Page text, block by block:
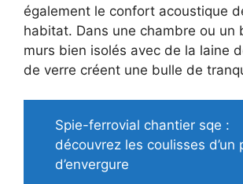
également le confort acoustique
habitat. Dans une chambre ou un
murs bien isolés avec de la laine
de verre créent une bulle de
Spie-ferrovial chantier sqe :
découvrez les coulisses d’un
d’envergure